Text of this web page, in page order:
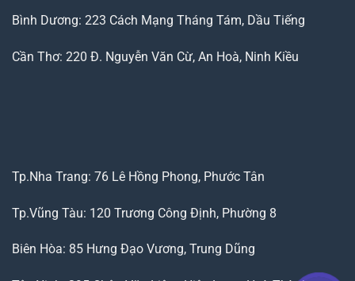
Bình Dương: 223 Cách Mạng Tháng Tám, Dầu Tiếng
Cần Thơ: 220 Đ. Nguyễn Văn Cừ, An Hoà, Ninh Kiều
Tp.Nha Trang: 76 Lê Hồng Phong, Phước Tân
Tp.Vũng Tàu: 120 Trương Công Định, Phường 8
Biên Hòa: 85 Hưng Đạo Vương, Trung Dũng